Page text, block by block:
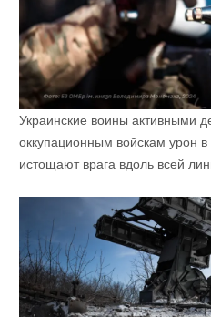
Украинские воины активными
оккупационным войскам урон в
истощают врага вдоль всей